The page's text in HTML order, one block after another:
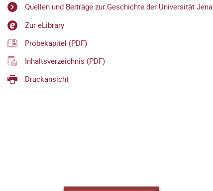
Quellen und Beiträge zur Geschichte der Universität Jena
Zur eLibrary
Probekapitel (PDF)
Inhaltsverzeichnis (PDF)
Druckansicht